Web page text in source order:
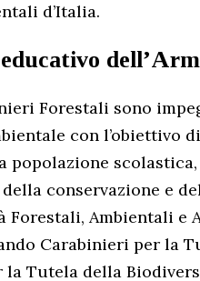
d’Italia.
Forestali sono
con l’obiettivo
popolazione
conservazione e
Forestali, Ambientali
Carabinieri per la
la Tutela della